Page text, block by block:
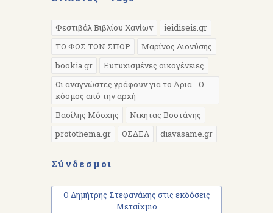
Φεστιβάλ Βιβλίου Χανίων
ieidiseis.gr
ΤΟ ΦΩΣ ΤΩΝ ΣΠΟΡ
Μαρίνος Διονύσης
bookia.gr
Ευτυχισμένες οικογένειες
Οι αναγνώστες γράφουν για το Άρια - Ο
κόσμος από την αρχή
Βασίλης Μόσχης
Νικήτας Βοστάνης
protothema.gr
ΟΣΔΕΛ diavasame.gr
Σύνδεσμοι
Ο Δημήτρης Στεφανάκης στις εκδόσεις
Μεταίχμιο